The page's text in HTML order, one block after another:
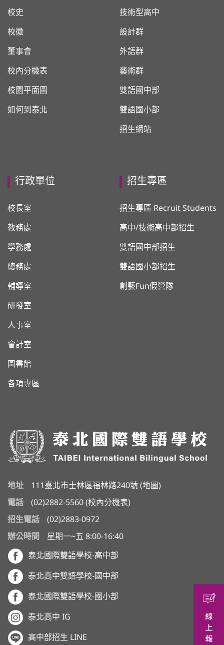
校史
校徽
董事會
校內分機表
校園平面圖
如何到泰北
技術型高中
設計群
外語群
藝術群
雙語國中部
雙語國小部
招生網站
行政單位
校長室
教務處
學務處
總務處
輔導室
研發室
人事室
會計室
圖書館
各項專區
招生專區
招生專區 Recruit Students
高中/技術高中部招生
雙語國中部招生
雙語國小部招生
創藝Fun假營隊
地址 111臺北市士林區福林路240號 (地圖)
電話
(02)2882-5560 (校內分機表)
招生電話
(02)2883-0972
辦公時間
星期一~五 8:00-16:40
泰北國際雙語學校-高中部
泰北高中雙語學校-國中部
泰北國際雙語學校-國小部
泰北高中 IG
高中部招生 LINE